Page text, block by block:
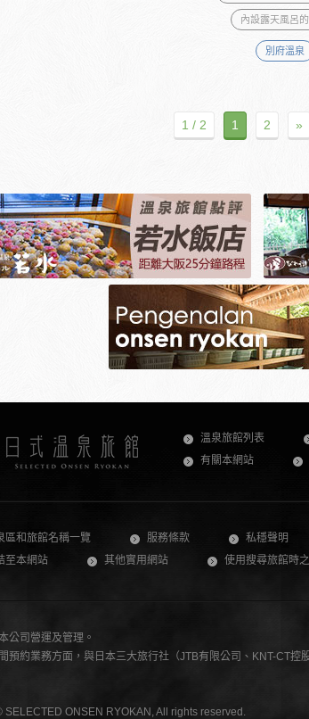
內設露天風呂
別府溫泉
1 / 2 1 2 »
溫泉旅館列表
有關本網站
區和旅館名稱一覽 服務條款 私穩聲明
至本網站
其他實用網站 使用搜尋旅館時
公司營運及管理。
預約業務方面，與日本三大旅行社（JTB有限公司、KNT-CT
SELECTED ONSEN RYOKAN, All rights reserved.